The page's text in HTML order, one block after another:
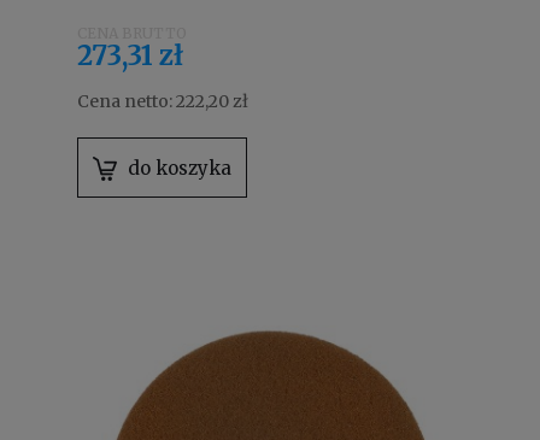
273,31 zł
Cena netto:222,20 zł
do koszyka